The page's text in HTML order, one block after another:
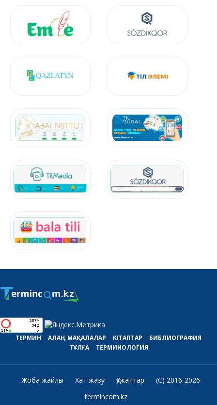
ТЕРМИН АЛАҢ МАҚАЛАЛАР КІТАПТАР
БИБЛИОГРАФИЯ
ТҰЛҒА
ТЕРМИНОЛОГИЯ
Жоба жайлы Хат жазу Құжаттар
(C) 2016-2026
termincom.kz